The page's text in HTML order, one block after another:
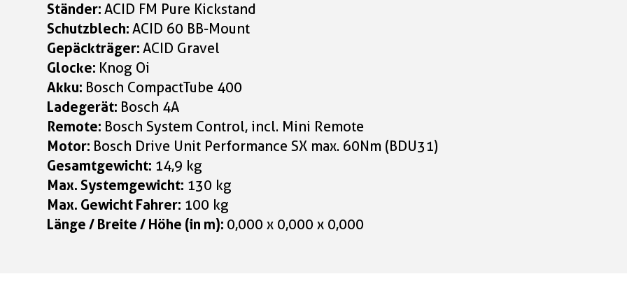
Ständer:ACID FM Pure Kickstand
Schutzblech:ACID 60 BB-Mount
Gepäckträger:ACID Gravel
Glocke: Knog Oi
Akku: Bosch CompactTube 400
Ladegerät: Bosch 4A
Remote: Bosch System Control, incl. Mini Remote
Motor: Bosch Drive Unit Performance SX max. 60Nm (BDU31)
Gesamtgewicht: 14,9 kg
Max. Systemgewicht: 130 kg
Max. Gewicht Fahrer: 100 kg
Länge / Breite / Höhe (in m): 0,000 x 0,000 x 0,000